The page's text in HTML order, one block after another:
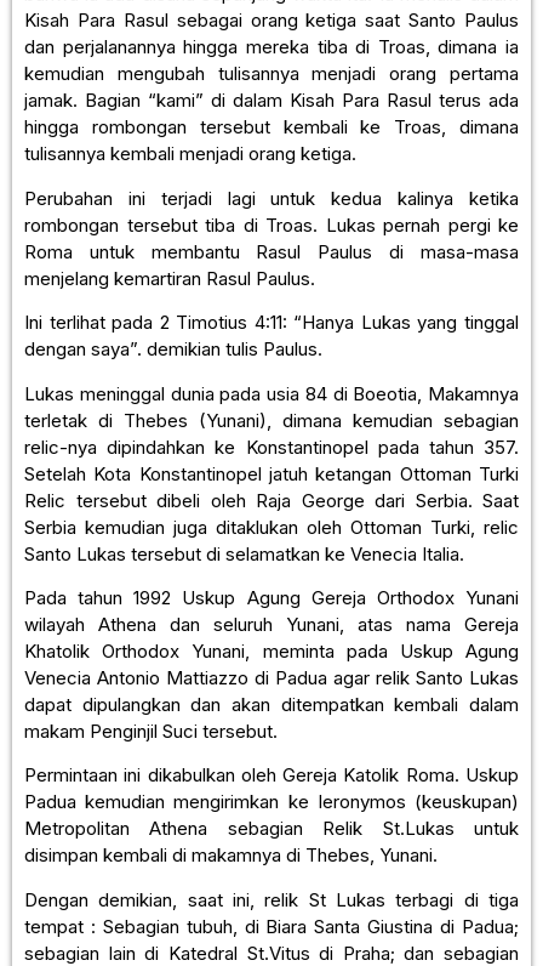
Kisah Para Rasul sebagai orang ketiga saat Santo Paulus
dan perjalanannya hingga mereka tiba di Troas, dimana ia
kemudian mengubah tulisannya menjadi orang pertama
jamak. Bagian “kami” di dalam Kisah Para Rasul terus ada
hingga rombongan tersebut kembali ke Troas, dimana
tulisannya kembali menjadi orang ketiga.
Perubahan ini terjadi lagi untuk kedua kalinya ketika
rombongan tersebut tiba di Troas. Lukas pernah pergi ke
Roma untuk membantu Rasul Paulus di masa-masa
menjelang kemartiran Rasul Paulus.
Ini terlihat pada 2 Timotius 4:11: “Hanya Lukas yang tinggal
dengan saya”. demikian tulis Paulus.
Lukas meninggal dunia pada usia 84 di Boeotia, Makamnya
terletak di Thebes (Yunani), dimana kemudian sebagian
relic-nya dipindahkan ke Konstantinopel pada tahun 357.
Setelah Kota Konstantinopel jatuh ketangan Ottoman Turki
Relic tersebut dibeli oleh Raja George dari Serbia. Saat
Serbia kemudian juga ditaklukan oleh Ottoman Turki, relic
Santo Lukas tersebut di selamatkan ke Venecia Italia.
Pada tahun 1992 Uskup Agung Gereja Orthodox Yunani
wilayah Athena dan seluruh Yunani, atas nama Gereja
Khatolik Orthodox Yunani, meminta pada Uskup Agung
Venecia Antonio Mattiazzo di Padua agar relik Santo Lukas
dapat dipulangkan dan akan ditempatkan kembali dalam
makam Penginjil Suci tersebut.
Permintaan ini dikabulkan oleh Gereja Katolik Roma. Uskup
Padua kemudian mengirimkan ke Ieronymos (keuskupan)
Metropolitan Athena sebagian Relik St.Lukas untuk
disimpan kembali di makamnya di Thebes, Yunani.
Dengan demikian, saat ini, relik St Lukas terbagi di tiga
tempat : Sebagian tubuh, di Biara Santa Giustina di Padua;
sebagian lain di Katedral St.Vitus di Praha; dan sebagian